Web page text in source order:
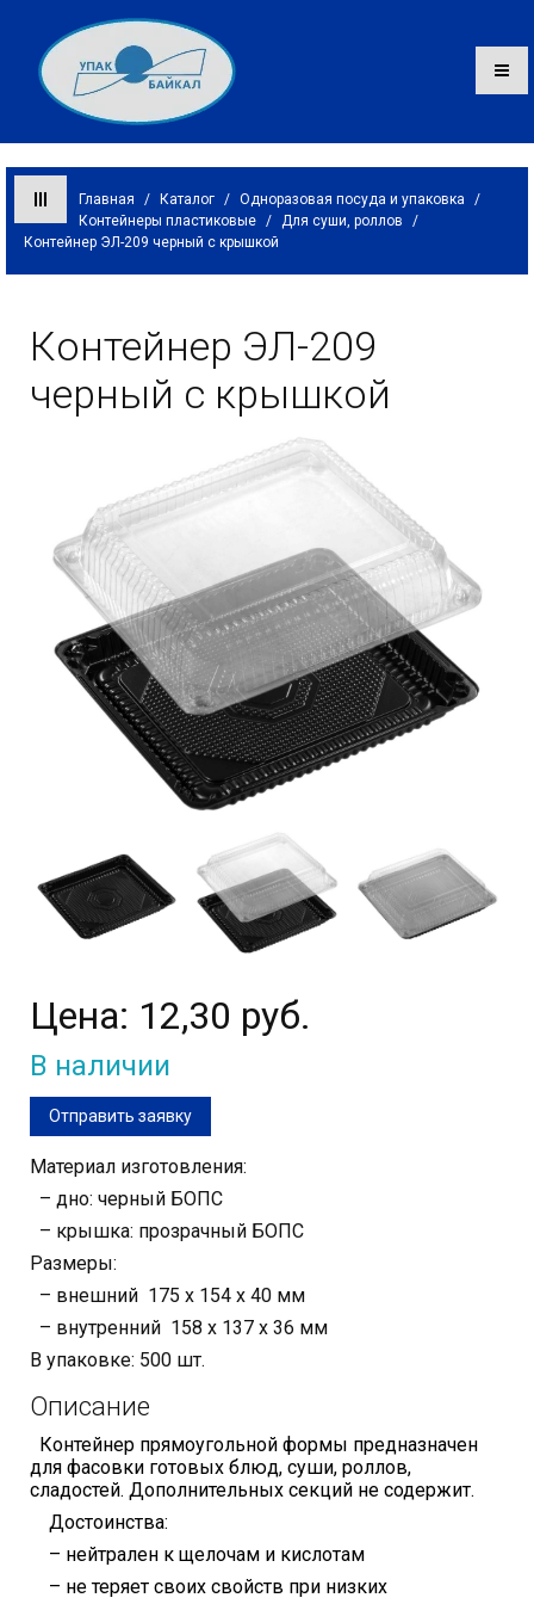
Каталог
Оплата и доставка
Контакты
Главная / Каталог / Одноразовая посуда и упаковка
/
Контейнеры пластиковые / Для суши, роллов
/
Контейнер ЭЛ-209 черный с крышкой
Контейнер ЭЛ-209
черный с крышкой
Цена: 12,30 руб.
В наличии
Отправить заявку
Материал изготовления:
– дно: черный БОПС
– крышка: прозрачный БОПС
Размеры:
– внешний 175 х 154 х 40 мм
– внутренний 158 х 137 х 36 мм
В упаковке: 500 шт.
Описание
Контейнер прямоугольной формы предназначен
для фасовки готовых блюд, суши, роллов,
сладостей. Дополнительных секций не содержит.
Достоинства:
– нейтрален к щелочам и кислотам
– не теряет своих свойств при низких